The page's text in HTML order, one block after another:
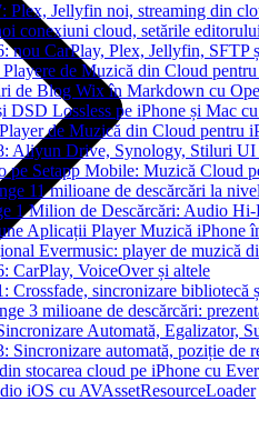
Plex, Jellyfin noi, streaming din
conexiuni cloud, setările
nou CarPlay, Plex, Jellyfin, SFTP
de Muzică din Cloud
de Blog Wix în Markdown cu
DSD Lossless pe iPhone și Mac
de Muzică din Cloud pentru
Aliyun Drive, Synology, Stiluri
pe Setapp Mobile: Muzică Cloud
11 milioane de descărcări la
1 Milion de Descărcări: Audio Hi-
Aplicații Player Muzică iPhone
Evermusic: player de muzică
CarPlay, VoiceOver și altele
Crossfade, sincronizare bibliotecă
3 milioane de descărcări:
Automată, Egalizator,
Sincronizare automată, poziție de
stocarea cloud pe iPhone cu
iOS cu AVAssetResourceLoader